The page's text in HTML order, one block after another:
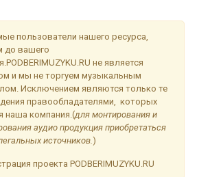
пользователи нашего ресурса,
до вашего
не является
и мы не торгуем музыкальным
Исключением являются только те
правообладателями, которых
наша компания.(для монтирования и
аудио продукция приобретаться
источников.)
проекта PODBERIMUZYKU.RU